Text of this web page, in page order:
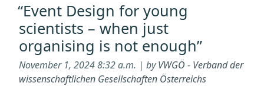
Professional
Development
Workshop
for
Young
Scientists“
“Event Design for young
scientists – when just
organising is not enough”
November 1, 2024 8:32 a.m. | byVWGÖ - Verband der
wissenschaftlichen Gesellschaften Österreichs